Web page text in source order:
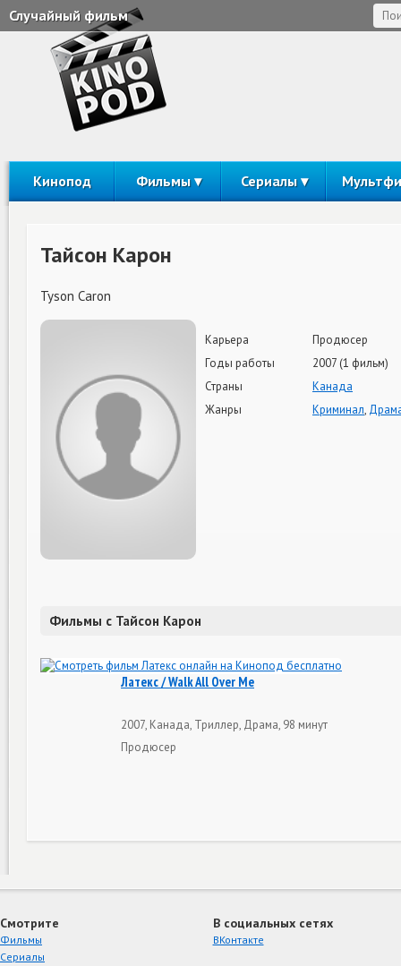
Случайный фильм
Кинопод Фильмы Сериалы
Тайсон Карон
Tyson Caron
Карьера
Продюсер
Годы работы
2007 (1 фильм)
Страны
Канада
Жанры
Криминал,
Фильмы с Тайсон Карон
Латекс / Walk All Over Me
2007, Канада, Триллер, Драма, 98 минут
Продюсер
Смотрите
Фильмы
Сериалы
В социальных сетях
ВКонтакте